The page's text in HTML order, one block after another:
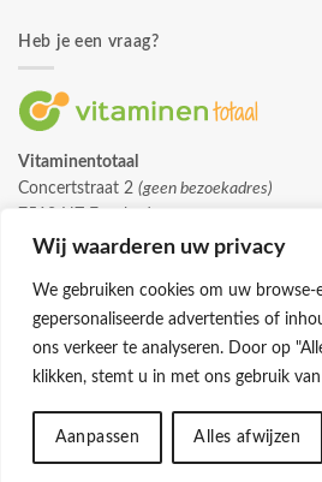
Wij waarderen uw privacy
We gebruiken cookies om uw browse-
gepersonaliseerde advertenties of
ons verkeer te analyseren. Door op
klikken, stemt u in met ons gebruik
Aanpassen Alles afwijzen
Heb je een vraag?
Vitaminentotaal
Concertstraat 2 (geen bezoekadres)
info@vitaminentotaal.nl
© 2026 -